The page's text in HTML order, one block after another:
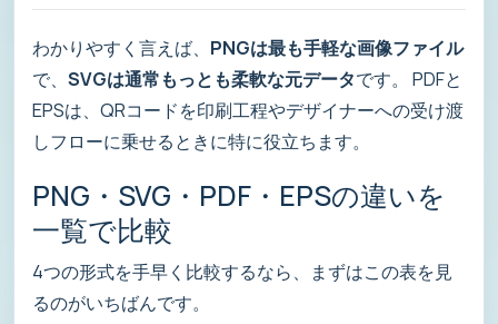
わかりやすく言えば、 PNGは最も手軽な画像ファイル
で、 SVGは通常もっとも柔軟な元データです。 PDFと
EPSは、QRコードを印刷工程やデザイナーへの受け渡
しフローに乗せるときに特に役立ちます。
PNG・SVG・PDF・EPSの違いを
一覧で比較
4つの形式を手早く比較するなら、まずはこの表を見
るのがいちばんです。